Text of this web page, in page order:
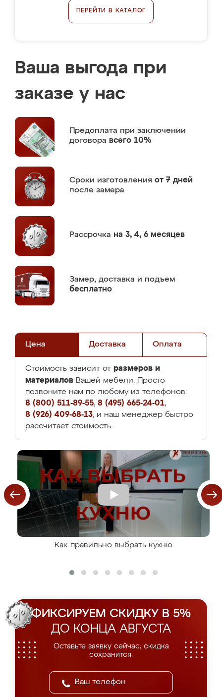
ПЕРЕЙТИ В КАТАЛОГ
Ваша выгода при
заказе у нас
Предоплата при заключении
договора всего 10%
Сроки изготовления от 7 дней
после замера
Рассрочка на 3, 4, 6 месяцев
Замер, доставка и подъем
бесплатно
Цена Доставка Оплата
Стоимость зависит от размеров и
материалов Вашей мебели. Просто
позвоните нам по любому из телефонов:
8 (800) 511-89-55, 8 (495) 665-24-01,
8 (926) 409-68-13, и наш менеджер быстро
рассчитает стоимость.
Как правильно выбрать кухню
ФИКСИРУЕМ СКИДКУ В 5%
ДО КОНЦА АВГУСТА
Оставьте заявку сейчас, скидка
сохранится.